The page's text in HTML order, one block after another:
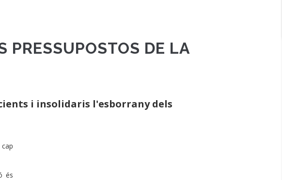
PRESSUPOSTOS DE LA
i insolidaris l'esborrany dels
és